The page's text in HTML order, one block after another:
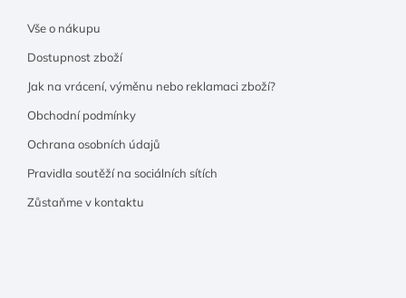
Vše o nákupu
Dostupnost zboží
Jak na vrácení, výměnu nebo reklamaci zboží?
Obchodní podmínky
Ochrana osobních údajů
Pravidla soutěží na sociálních sítích
Zůstaňme v kontaktu